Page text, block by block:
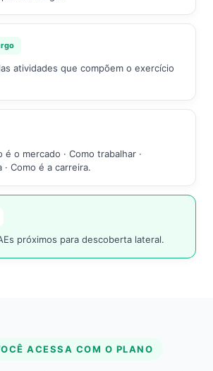
atividades que compõem o exercício
é o mercado · Como trabalhar ·
· Como é a carreira.
próximos para descoberta lateral.
ACESSA COM O PLANO